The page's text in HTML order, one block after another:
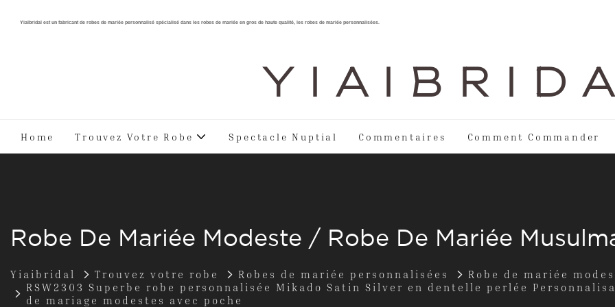
YiaIbridal est un fabricant de robes de mariée personnalisé spécialisé dans les robes de mariée en gros de haute qualité, les robes de mariée personnalisées.
Y I A I B R I D
Home Trouvez Votre Robe Spectacle Nuptial Commentaires Comment Commander
Robe De Mariée Modeste / Robe De Mariée
Yiaibridal Trouvez votre robe Robes de mariée personnalisées
Robe de mariée
RSW2303 Superbe robe personnalisée Mikado Satin Silver en dentelle perlée
de mariage modestes avec poche